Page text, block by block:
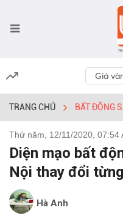
Giá
TRANG CHỦ BẤT ĐỘNG
Thứ năm, 12/11/2020, 07:54
Diện mạo bất
Nội thay đổi
Hà Anh